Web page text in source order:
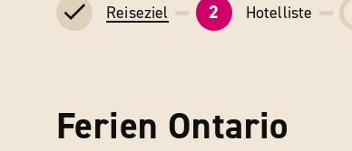
Reiseziel 2 Hotelliste
Ferien Ontario